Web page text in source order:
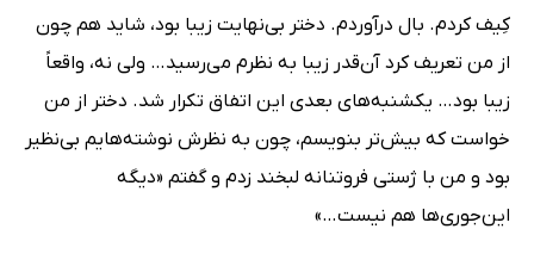
کِیف کردم. بال درآورد‌م. دختر بی‌نهایت زیبا بود، شاید هم چون
از من تعریف کرد آن‌قدر زیبا به نظرم می‌رسید… ولی نه، واقعاً
زیبا بود… یکشنبه‌های بعدی این اتفاق تکرار شد. دختر از من
خواست که بیش‌تر بنویسم، چون به نظرش نوشته‌هایم بی‌نظیر
بود و من با ژستی فروتنانه لبخند زدم و گفتم «دیگه
این‌جوری‌ها هم نیست…»